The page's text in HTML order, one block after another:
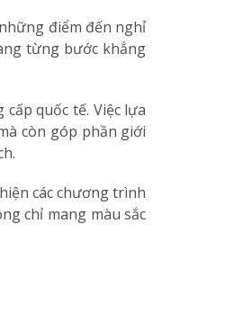
điểm đến nghỉ
từng bước khẳng
quốc tế. Việc lựa
còn góp phần giới
các chương trình
chỉ mang màu sắc